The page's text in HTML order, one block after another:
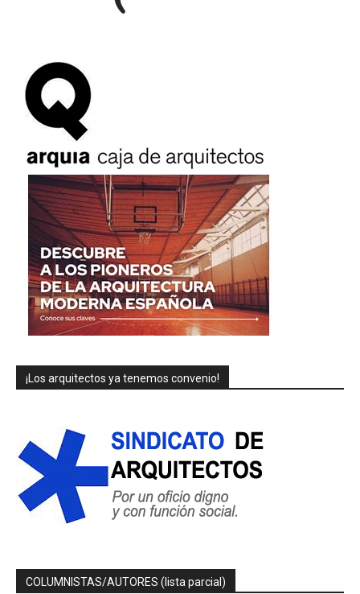
¡Los arquitectos ya tenemos convenio!
COLUMNISTAS/AUTORES (lista parcial)